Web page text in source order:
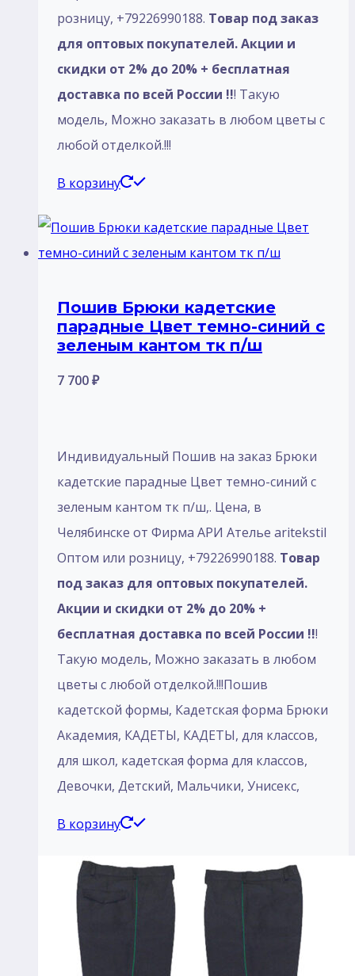
розницу, +79226990188. Товар под заказ
для оптовых покупателей. Акции и
скидки от 2% до 20% + бесплатная
доставка по всей России !!! Такую
модель, Mожно заказать в любом цветы с
любой отделкой.!!!
В корзину
Пошив Брюки кадетские
парадные Цвет темно-синий с
зеленым кантом тк п/ш
7 700₽
Индивидуальный Пошив на заказ Брюки
кадетские парадные Цвет темно-синий с
зеленым кантом тк п/ш,. Цена, в
Челябинске от Фирма АРИ Ателье aritekstil
Оптом или розницу, +79226990188. Товар
под заказ для оптовых покупателей.
Акции и скидки от 2% до 20% +
бесплатная доставка по всей России !!!
Такую модель, Mожно заказать в любом
цветы с любой отделкой.!!!Пошив
кадетской формы, Кадетская форма Брюки
Академия, КАДЕТЫ, КАДЕТЫ, для классов,
для школ, кадетская форма для классов,
Девочки, Детский, Мальчики, Унисекс,
В корзину